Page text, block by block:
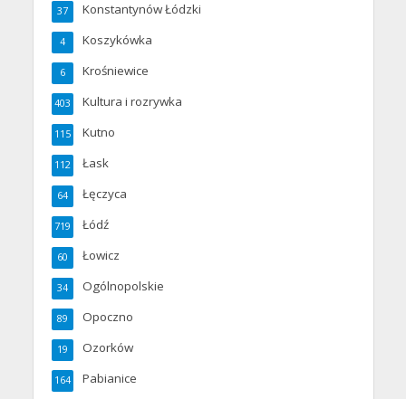
Konstantynów Łódzki
37
Koszykówka
4
Krośniewice
6
Kultura i rozrywka
403
Kutno
115
Łask
112
Łęczyca
64
Łódź
719
Łowicz
60
Ogólnopolskie
34
Opoczno
89
Ozorków
19
Pabianice
164